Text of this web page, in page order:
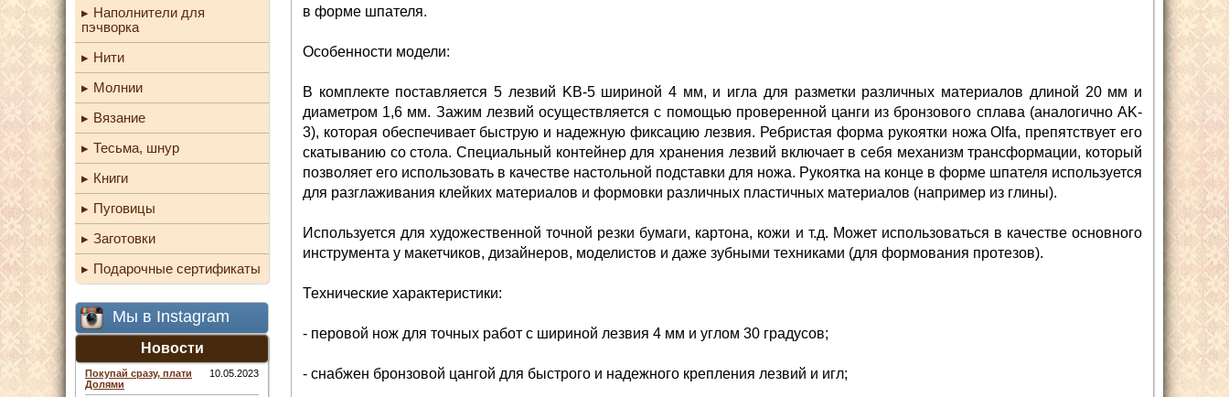
Наполнители для
пэчворка
Нити
Молнии
Вязание
Тесьма, шнур
Книги
Пуговицы
Заготовки
Подарочные сертификаты
Мы в Instagram
Новости
Покупай сразу, плати
Долями
10.05.2023
в форме шпателя.
Особенности модели:
В комплекте поставляется 5 лезвий KB-5 шириной 4 мм, и игла для разметки различных материалов длиной 20 мм и
диаметром 1,6 мм. Зажим лезвий осуществляется с помощью проверенной цанги из бронзового сплава (аналогично AK-
3), которая обеспечивает быструю и надежную фиксацию лезвия. Ребристая форма рукоятки ножа Olfa, препятствует его
скатыванию со стола. Специальный контейнер для хранения лезвий включает в себя механизм трансформации, который
позволяет его использовать в качестве настольной подставки для ножа. Рукоятка на конце в форме шпателя используется
для разглаживания клейких материалов и формовки различных пластичных материалов (например из глины).
Используется для художественной точной резки бумаги, картона, кожи и т.д. Может использоваться в качестве основного
инструмента у макетчиков, дизайнеров, моделистов и даже зубными техниками (для формования протезов).
Технические характеристики:
- перовой нож для точных работ с шириной лезвия 4 мм и углом 30 градусов;
- снабжен бронзовой цангой для быстрого и надежного крепления лезвий и игл;